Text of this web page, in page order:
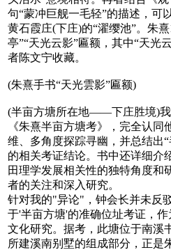
句“蒙冲巨舰一毛轻”的描述，可
黄石霞庄(下庄)的“濯缨池”。朱
亭”“天光云影”匾额，其中“天光
者陈文宁收藏。
(朱熹手书“天光雲影”匾额)
(半亩方塘所在地——下庄胜境)
《朱熹半亩方塘考》，完全认同
维、多角度探踪寻幽，并总结出
的相关考证结论。书中还详细介
田理学发展相关性的独特角度和
者的关注和深入研究。
针对我的"异论"，钟会长并未反
于'半亩方塘'的准确位址考证，
文化研究。据考，此塘位于南溪
所建溪南别墅的组成部分，正是